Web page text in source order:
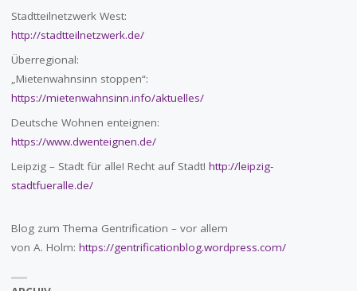
Stadtteilnetzwerk West:
http://stadtteilnetzwerk.de/
Überregional:
„Mietenwahnsinn stoppen“:
https://mietenwahnsinn.info/aktuelles/
Deutsche Wohnen enteignen:
https://www.dwenteignen.de/
Leipzig – Stadt für alle! Recht auf Stadt! http://leipzig-
stadtfueralle.de/
Blog zum Thema Gentrification – vor allem
von A. Holm: https://gentrificationblog.wordpress.com/